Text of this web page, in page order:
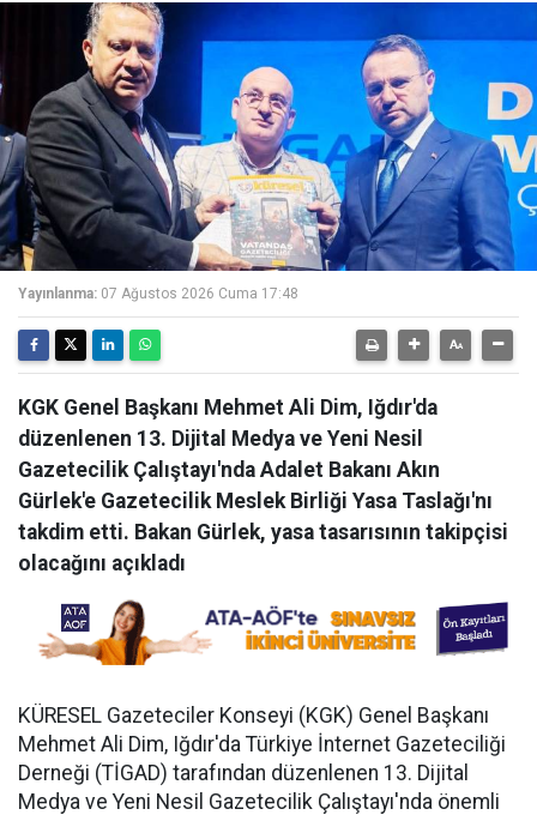
Yayınlanma: 07 Ağustos 2026 Cuma 17:48
KGK Genel Başkanı Mehmet Ali Dim, Iğdır'da
düzenlenen 13. Dijital Medya ve Yeni Nesil
Gazetecilik Çalıştayı'nda Adalet Bakanı Akın
Gürlek'e Gazetecilik Meslek Birliği Yasa Taslağı'nı
takdim etti. Bakan Gürlek, yasa tasarısının takipçisi
olacağını açıkladı
KÜRESEL Gazeteciler Konseyi (KGK) Genel Başkanı
Mehmet Ali Dim, Iğdır'da Türkiye İnternet Gazeteciliği
Derneği (TİGAD) tarafından düzenlenen 13. Dijital
Medya ve Yeni Nesil Gazetecilik Çalıştayı'nda önemli